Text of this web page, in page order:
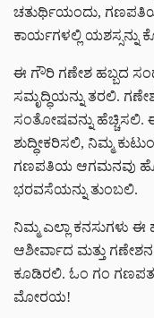
ಚತುರ್ಥಿಯಂದು,
ಕಾರ್ಯಗಳಲ್ಲಿ ಯಶಸ್ಸನ್ನು
ಈ ಗೌರಿ ಗಣೇಶ ಹಬ್ಬದ
ಸಮೃದ್ಧಿಯನ್ನು ತರಲಿ.
ಸಂತೋಷವನ್ನು ಹೆಚ್ಚಿಸಲಿ. ಈ
ಶುದ್ಧೀಕರಿಸಲಿ, ನಿಮ್ಮ
ಗಣಪತಿಯ ಆಗಮನವು
ಭರವಸೆಯನ್ನು ತುಂಬಲಿ.
ನಿಮ್ಮ ಎಲ್ಲಾ
ಆಶೀರ್ವಾದ ಮತ್ತು
ಕೂಡಿರಲಿ. ಓಂ ಗಂ
ಮೋರಯ!